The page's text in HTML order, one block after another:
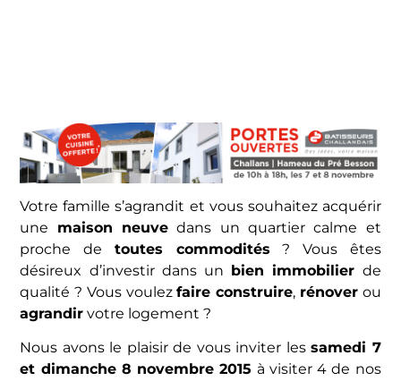
Votre famille s’agrandit et vous souhaitez acquérir
une maison neuve dans un quartier calme et
proche de toutes commodités ? Vous êtes
désireux d’investir dans un bien immobilier de
qualité ? Vous voulezfaire construire, rénoverou
agrandir votre logement ?
Nous avons le plaisir de vous inviter lessamedi 7
et dimanche 8 novembre 2015 à visiter 4 de nos